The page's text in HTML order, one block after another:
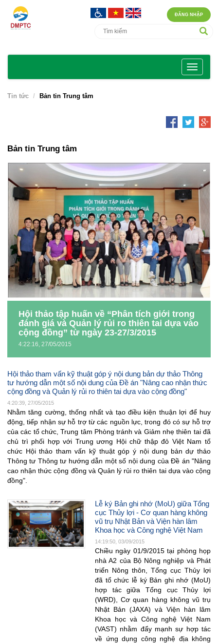
ĐĂNG NHẬP
Tin tức Bản tin Trung tâm
Bản tin Trung tâm
Hội thảo tập huấn về “Phân tích giới trong
đánh giá và Quản lý rủi ro thiên tai dựa vào
cộng đồng” từ ngày 23-27/3/2015
4:22:16, 27/05/2015
Hội thảo tham vấn kỹ thuật góp ý nội dung bản dự thảo Thông
tư hướng dẫn một số nội dung của Đề án "Nâng cao nhận thức
cộng đồng và Quản lý rủi ro thiên tai dựa vào cộng đồng"
4:20:39, 27/05/2015
Nhằm tăng cường, thống nhất và tạo điều kiện thuận lợi để huy
động, tiếp nhận sự hỗ trợ từ các nguồn lực, trong đó có sự hỗ trợ
của các tổ chức, Trung tâm Phòng tránh và Giảm nhẹ thiên tai đã
chủ trì phối hợp với Trung ương Hội chữ thập đỏ Việt Nam tổ
chức Hội thảo tham vấn kỹ thuật góp ý nội dung bản dự thảo
Thông tư Thông tư hướng dẫn một số nội dung của Đề án "Nâng
cao nhận thức cộng đồng và Quản lý rủi ro thiên tai dựa vào cộng
đồng".
Lễ ký Bản ghi nhớ (MoU) giữa Tổng
cục Thủy lợi - Cơ quan hàng không
vũ trụ Nhật Bản và Viện hàn lâm
Khoa học và Công nghệ Việt Nam
14:19:50, 03/09/2015
Chiều ngày 01/9/2015 tại phòng họp
nhà A2 của Bộ Nông nghiệp và Phát
triển Nông thôn, Tổng cục Thủy lợi
đã tổ chức lễ ký Bản ghi nhớ (MoU)
hợp tác giữa Tổng cục Thủy lợi
(WRD), Cơ quan hàng không vũ trụ
Nhật Bản (JAXA) và Viện hàn lâm
Khoa học và Công nghệ Việt Nam
(VAST) nhằm đẩy mạnh sự hợp tác
về ứng dụng công nghệ địa không